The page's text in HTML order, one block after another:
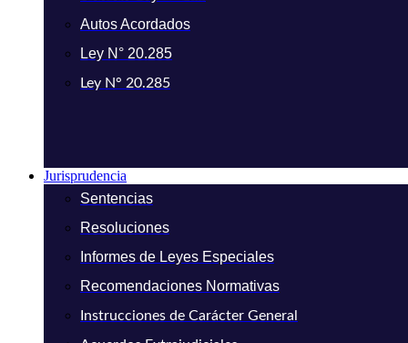
Autos Acordados
Ley N° 20.285
Ley N° 20.285
Jurisprudencia
Sentencias
Resoluciones
Informes de Leyes Especiales
Recomendaciones Normativas
Instrucciones de Carácter General